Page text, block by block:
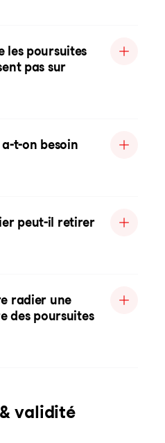
les poursuites
pas sur
t-on besoin
peut-il retirer
radier une
des poursuites
validité